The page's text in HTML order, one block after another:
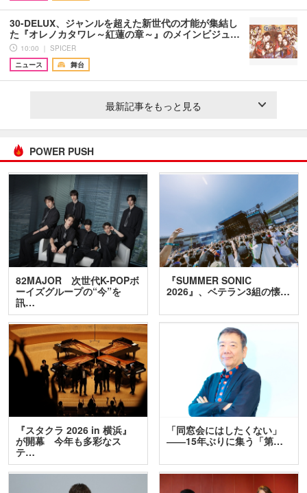
30-DELUX、ジャンルを超えた新世代の才能が集結し
た『オレノカタワレ～紅蓮の章～』のメインビジュ…
10:00 ｜ SPICER
ニュース
舞台
最新記事をもっと見る
POWER PUSH
82MAJOR 次世代K-POPボ
ーイズグループの“今”を
訊…
『SUMMER SONIC
2026』、ベテラン3組の懐…
『スタクラ 2026 in 横浜』
が開幕 今年も多彩なス
テ…
「同窓会にはしたくない」
――15年ぶりに集う「第…